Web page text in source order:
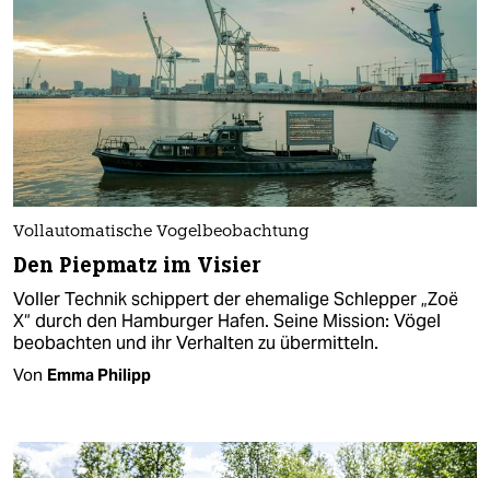
Vollautomatische Vogelbeobachtung
Den Piepmatz im Visier
Voller Technik schippert der ehemalige Schlepper „Zoë
X“ durch den Hamburger Hafen. Seine Mission: Vögel
beobachten und ihr Verhalten zu übermitteln.
Von Emma Philipp